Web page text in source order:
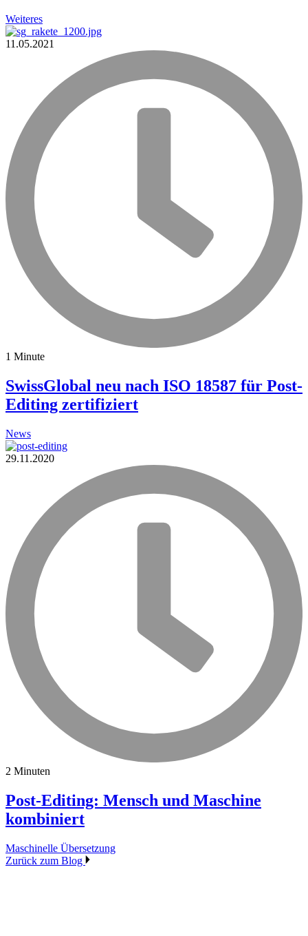
Weiteres
11.05.2021
1 Minute
SwissGlobal neu nach ISO 18587 für Post-
Editing zertifiziert
News
29.11.2020
2 Minuten
Post-Editing: Mensch und Maschine
kombiniert
Maschinelle Übersetzung
Zurück zum Blog